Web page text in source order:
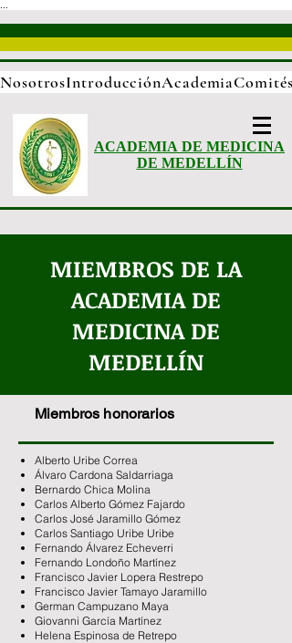
NosotrosIntroducciónAcademiaComités
ACADEMIA DE MEDICINA
DE MEDELLÍN
MIEMBROS DE LA
ACADEMIA DE
MEDICINA DE
MEDELLÍN
Miembros honorarios
Alberto Uribe Correa
Álvaro Cardona Saldarriaga
Bernardo Chica Molina
Carlos Alberto Gómez Fajardo
Carlos José Jaramillo Gómez
Carlos Santiago Uribe Uribe
Fernando Álvarez Echeverri
Fernando Londoño Martínez
Francisco Javier Lopera Restrepo
Francisco Javier Tamayo Jaramillo
German Campuzano Maya
Giovanni García Martínez
Helena Espinosa de Retrepo